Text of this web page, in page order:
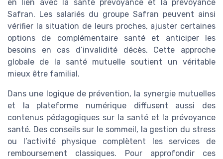
en lien avec la santé prévoyance et la prévoyance
Safran. Les salariés du groupe Safran peuvent ainsi
vérifier la situation de leurs proches, ajuster certaines
options de complémentaire santé et anticiper les
besoins en cas d’invalidité décès. Cette approche
globale de la santé mutuelle soutient un véritable
mieux être familial.
Dans une logique de prévention, la synergie mutuelles
et la plateforme numérique diffusent aussi des
contenus pédagogiques sur la santé et la prévoyance
santé. Des conseils sur le sommeil, la gestion du stress
ou l’activité physique complètent les services de
remboursement classiques. Pour approfondir ces